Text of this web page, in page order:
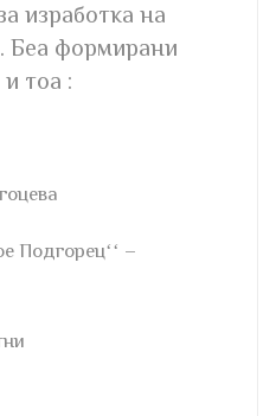
изработка на
Беа формирани
тоа :
Подгорецʻʻ –